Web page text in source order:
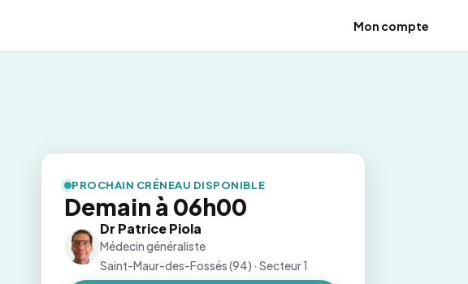
Mon compte
PROCHAIN CRÉNEAU DISPONIBLE
Demain à 06h00
Dr Patrice Piola
Médecin généraliste
Saint-Maur-des-Fossés (94) · Secteur 1